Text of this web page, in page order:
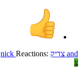
Reactions: צדיק and
nick
צ